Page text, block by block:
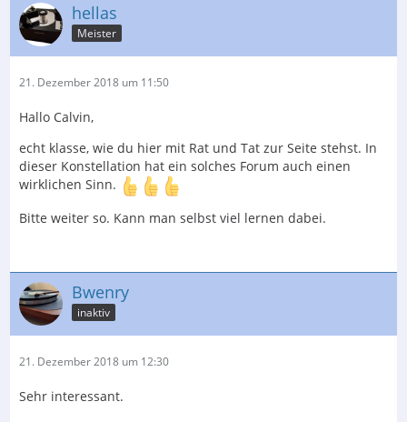
hellas
Meister
21. Dezember 2018 um 11:50
Hallo Calvin,
echt klasse, wie du hier mit Rat und Tat zur Seite stehst. In
dieser Konstellation hat ein solches Forum auch einen
wirklichen Sinn.
Bitte weiter so. Kann man selbst viel lernen dabei.
Bwenry
inaktiv
21. Dezember 2018 um 12:30
Sehr interessant.